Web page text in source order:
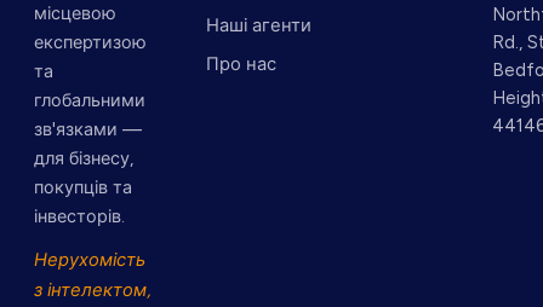
місцевою
експертизою
та
глобальними
зв'язками —
для бізнесу,
покупців та
інвесторів.
Нерухомість
з інтелектом,
Наші агенти
Про нас
Rd.,